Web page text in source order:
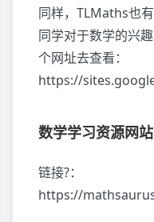
同样，TLMaths也
同学对于数学的兴
个网址去查看：
https://
数学学习资源网
链接?：
https://